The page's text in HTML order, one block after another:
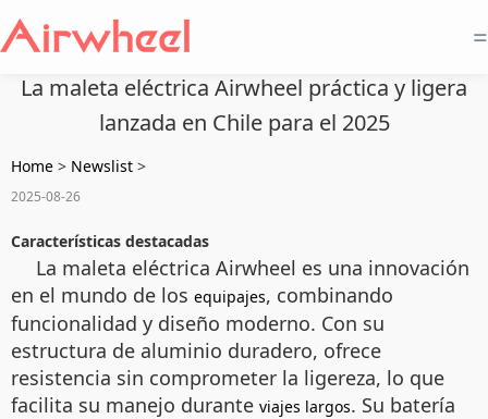
=
La maleta eléctrica Airwheel práctica y ligera
lanzada en Chile para el 2025
Home > Newslist >
2025-08-26
Características destacadas
La maleta eléctrica Airwheel es una innovación
en el mundo de los equipajes, combinando
funcionalidad y diseño moderno. Con su
estructura de aluminio duradero, ofrece
resistencia sin comprometer la ligereza, lo que
facilita su manejo durante viajes largos. Su batería